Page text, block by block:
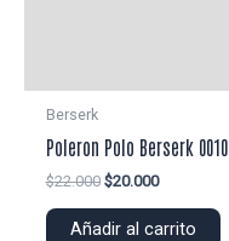
Berserk
Poleron Polo Berserk 0010
$22.000 El
original
$20.000El
actual
Añadir al carrito